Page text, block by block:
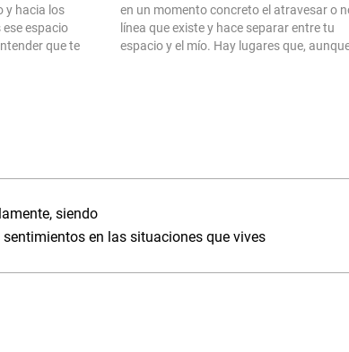
y hacia los
espacio
que te
en un momento concreto el atravesar o
línea que existe y hace separar entre tu
espacio y el mío. Hay lugares que,
siendo
sentimientos en las situaciones que vives